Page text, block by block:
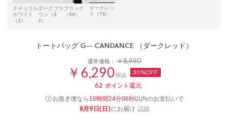
ナチュラル
ホワイト
（2）
ダークブラ
ウン（3
2）
ブラック
（99）
ダークレッ
ド（78）
トートバッグ G-- CANDANCE （ダークレッド）
通常価格：￥8,990
￥6,290税込 30%OFF
62 ポイント還元
お急ぎ便なら 16時間24分07秒以内のお支払いで
8月9日(日)にお届け 詳細